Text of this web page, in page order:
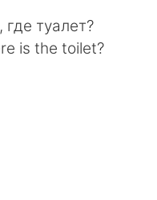
туалет?
is the toilet?